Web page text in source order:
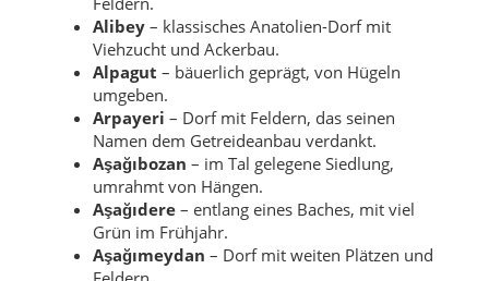
Alibey – klassisches Anatolien-Dorf mit
Viehzucht und Ackerbau.
Alpagut – bäuerlich geprägt, von Hügeln
umgeben.
Arpayeri – Dorf mit Feldern, das seinen
Namen dem Getreideanbau verdankt.
Aşağıbozan – im Tal gelegene Siedlung,
umrahmt von Hängen.
Aşağıdere – entlang eines Baches, mit viel
Grün im Frühjahr.
Aşağımeydan – Dorf mit weiten Plätzen und